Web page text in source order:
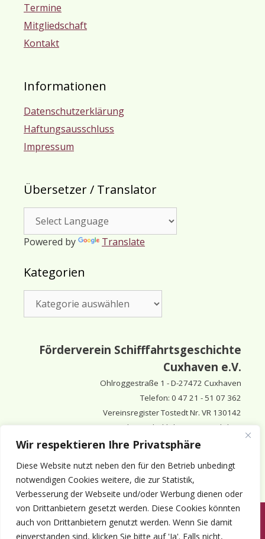
Wir respektieren Ihre Privatsphäre
Diese Website nutzt neben den für den Betrieb unbedingt
notwendigen Cookies weitere, die zur Statistik,
Verbesserung der Webseite und/oder Werbung dienen oder
von Drittanbietern gesetzt werden. Diese Cookies könnten
auch von Drittanbietern genutzt werden. Wenn Sie damit
einverstanden sind, klicken Sie bitte auf 'Ja'. Falls nicht,
Termine
Mitgliedschaft
Kontakt
Informationen
Datenschutzerklärung
Haftungsausschluss
Impressum
Übersetzer / Translator
Powered by Translate
Kategorien
Förderverein Schifffahrtsgeschichte
Cuxhaven e.V.
Ohlroggestraße 1 - D-27472 Cuxhaven
Telefon: 0 47 21 - 51 07 362
Vereinsregister Tostedt Nr. VR 130142
Vorsitzender & inhaltlich Verantwortlicher:
Horst Huthsfeldt
Stellv. Vorsitzender: Eberhard Hewicker
Anmelden Aktuelles Termine Mitgliedschaft
Kontakt